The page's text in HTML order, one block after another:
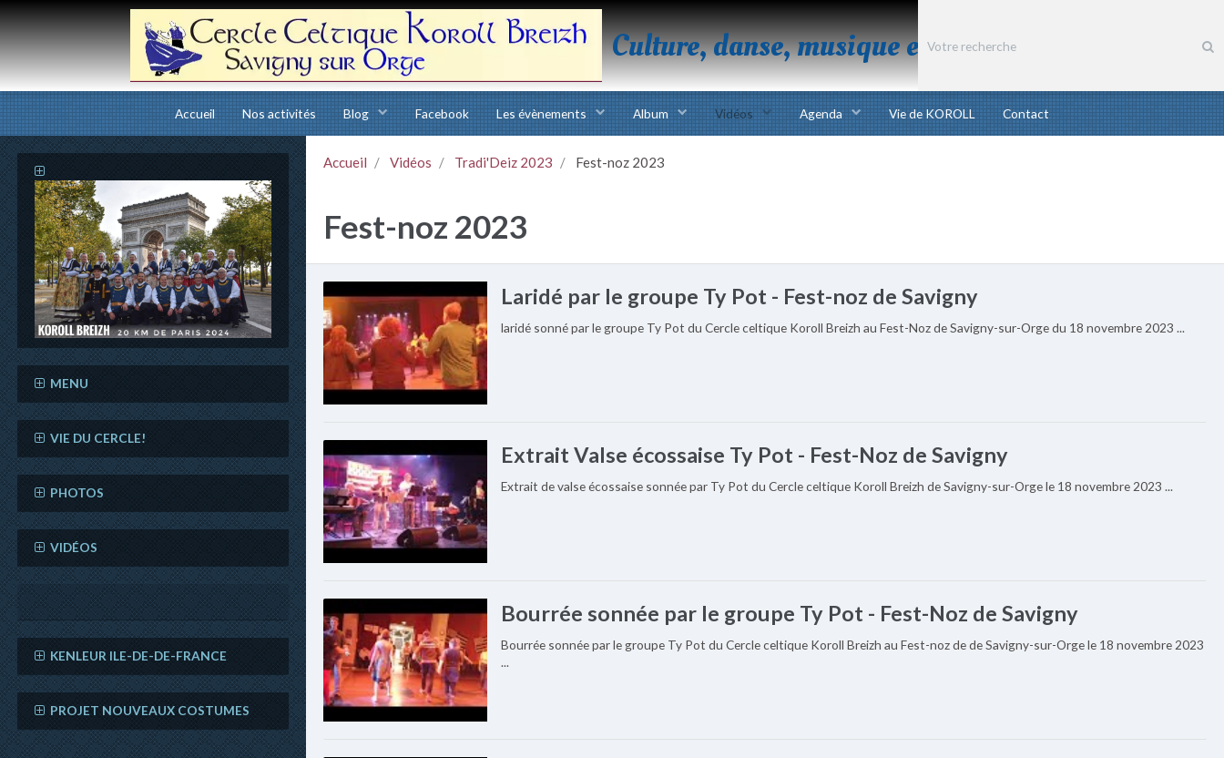
Culture, danse, musique et chant bretons
Accueil Nos activités Blog Facebook Les évènements Album Vidéos Agenda Vie de KOROLL Contact
Accueil Vidéos Tradi'Deiz 2023 Fest-noz 2023
Fest-noz 2023
Laridé par le groupe Ty Pot - Fest-noz de Savigny
laridé sonné par le groupe Ty Pot du Cercle celtique Koroll Breizh au Fest-Noz de Savigny-sur-Orge du 18 novembre 2023 ...
Extrait Valse écossaise Ty Pot - Fest-Noz de Savigny
Extrait de valse écossaise sonnée par Ty Pot du Cercle celtique Koroll Breizh de Savigny-sur-Orge le 18 novembre 2023 ...
Bourrée sonnée par le groupe Ty Pot - Fest-Noz de Savigny
Bourrée sonnée par le groupe Ty Pot du Cercle celtique Koroll Breizh au Fest-noz de de Savigny-sur-Orge le 18 novembre 2023
...
MENU
VIE DU CERCLE!
PHOTOS
VIDÉOS
KENLEUR ILE-DE-DE-FRANCE
PROJET NOUVEAUX COSTUMES